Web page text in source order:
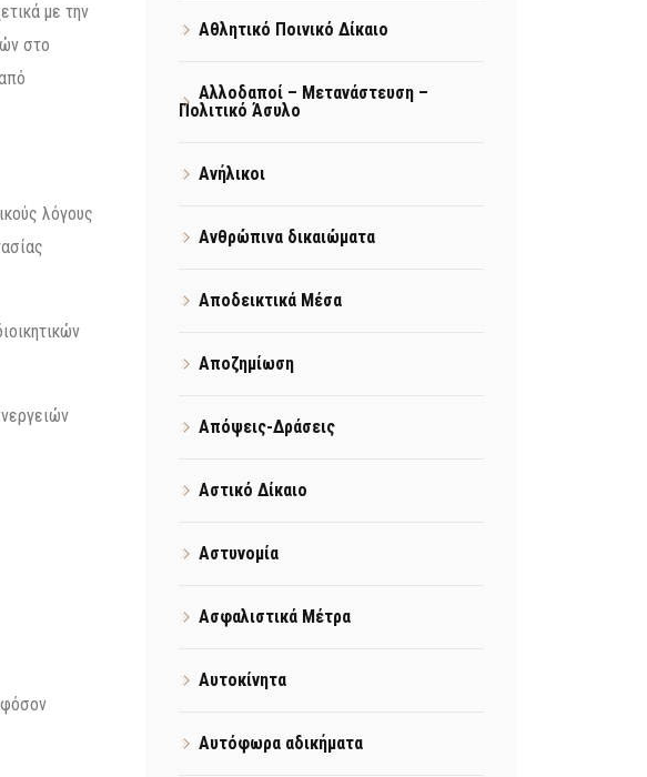
με την
στο
λόγους
Αθλητικό Ποινικό Δίκαιο
Αλλοδαποί – Μετανάστευση –
Πολιτικό Άσυλο
Ανήλικοι
Ανθρώπινα δικαιώματα
Αποδεικτικά Μέσα
Αποζημίωση
Απόψεις-Δράσεις
Αστικό Δίκαιο
Αστυνομία
Ασφαλιστικά Μέτρα
Αυτοκίνητα
Αυτόφωρα αδικήματα